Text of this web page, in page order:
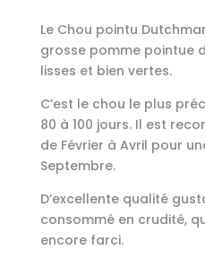
Le Chou pointu
grosse pomme pointue
lisses et bien vertes.
C’est le chou le plus
80 à 100 jours. Il est
de Février à Avril pour
Septembre.
D’excellente qualité
consommé en crudité,
encore farci.